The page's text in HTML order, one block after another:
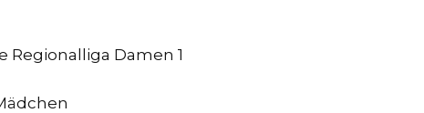
Regionalliga Damen 1